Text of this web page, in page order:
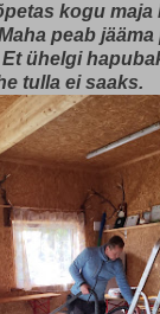
kogu maja
peab
ühelgi
tulla ei saaks.